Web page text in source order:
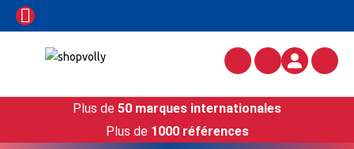
Plus de 50 marques internationales
Plus de 1000 références